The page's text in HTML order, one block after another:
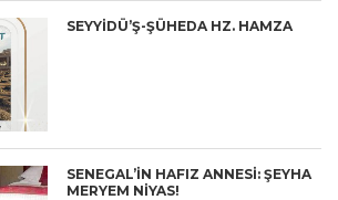
SEYYİDÜ’Ş-ŞÜHEDA HZ. HAMZA
SENEGAL’İN HAFIZ ANNESİ: ŞEYHA
MERYEM NİYAS!